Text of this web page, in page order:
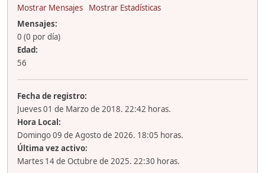
Mostrar Mensajes
Mostrar Estadísticas
Mensajes:
0 (0 por día)
Edad:
56
Fecha de registro:
Jueves 01 de Marzo de 2018. 22:42 horas.
Hora Local:
Domingo 09 de Agosto de 2026. 18:05 horas.
Última vez activo:
Martes 14 de Octubre de 2025. 22:30 horas.